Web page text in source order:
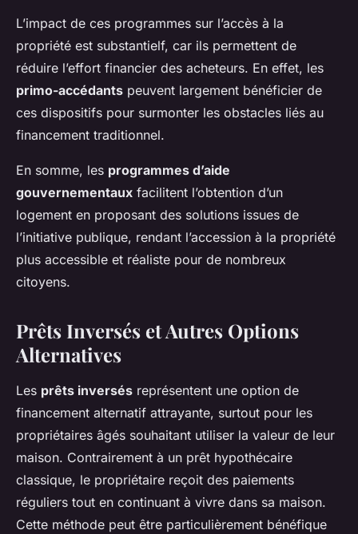
L’impact de ces programmes sur l’accès à la
propriété est substantielf, car ils permettent de
réduire l’effort financier des acheteurs. En effet, les
primo-accédants peuvent largement bénéficier de
ces dispositifs pour surmonter les obstacles liés au
financement traditionnel.
En somme, les programmes d’aide
gouvernementaux facilitent l’obtention d’un
logement en proposant des solutions issues de
l’initiative publique, rendant l’accession à la propriété
plus accessible et réaliste pour de nombreux
citoyens.
Prêts Inversés et Autres Options
Alternatives
Les prêts inversés représentent une option de
financement alternatif attrayante, surtout pour les
propriétaires âgés souhaitant utiliser la valeur de leur
maison. Contrairement à un prêt hypothécaire
classique, le propriétaire reçoit des paiements
réguliers tout en continuant à vivre dans sa maison.
Cette méthode peut être particulièrement bénéfique